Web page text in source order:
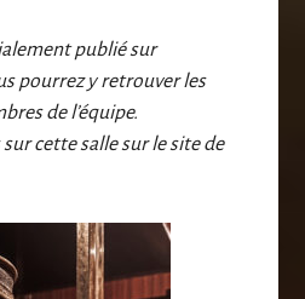
publié sur
pourrez y retrouver les
de l’équipe.
cette salle sur le site de